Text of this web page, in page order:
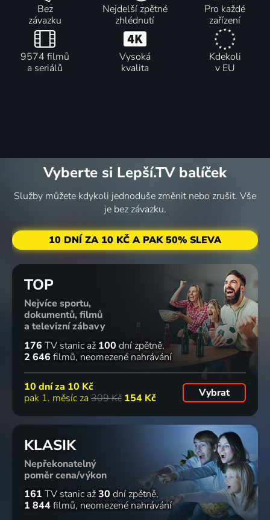
Bez
závazku
Nejdelší zpětné
zhlédnutí
Pro každé
zařízení
9574 filmů
a seriálů
Vysoká
kvalita
Kdekoli
v EU
Vyberte si Lepší.TV balíček
Služby můžete kdykoli jednoduše změnit nebo zrušit. Vše
je bez závazku.
10 DNÍ ZA 10 KČ A PAK 50% SLEVA
TOP
Nejvíce sportu,
dokumentů, filmů
a televizní zábavy
176 TV stanic až 100 dní zpětně
2 646 filmů neomezené nahrávání
10 dní za 10 Kč
pak 1. měsíc za 309 Kč 154 Kč Vybrat
KLASIK
Nepřekonatelný
poměr cena/výkon
161 TV stanic až30 dní zpětně
1 844filmů neomezené nahrávání